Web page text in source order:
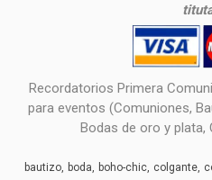
Recordatorios Primera
para eventos (Comuniones,
Bodas de oro y plata,
bautizo boda boho-chic colgante